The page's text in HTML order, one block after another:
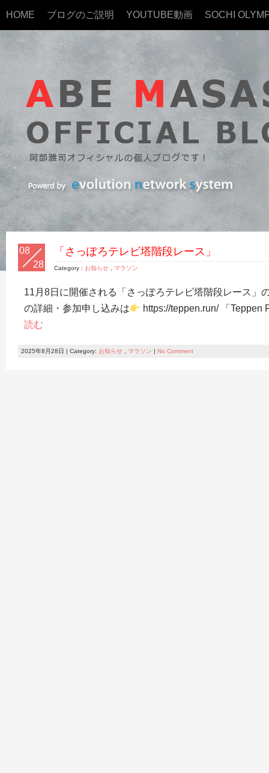
HOME ブログのご説明 YOUTUBE動画 SOCHI
08
28
「さっぽろテレビ塔階段レース」
Category : お知らせ マラソン
11月8日に開催される「さっぽろテレビ塔階段レース」
の詳細・参加申し込みは
https://teppen.run/ 「
読む
2025年8月28日 | Category: お知らせ マラソン | No Comment